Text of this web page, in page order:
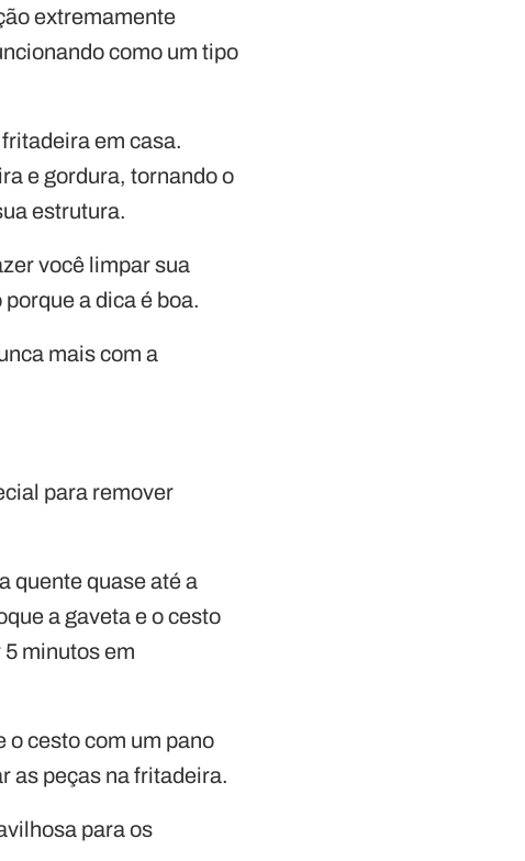
extremamente
como um tipo
em casa.
e gordura, tornando o
estrutura.
você limpar sua
a dica é boa.
mais com a
para remover
quente quase até a
a gaveta e o cesto
minutos em
o cesto com um pano
as peças na fritadeira.
para os